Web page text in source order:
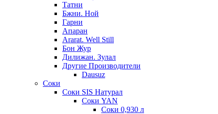
Татни
Бжни. Ной
Гарни
Апаран
Ararat. Well Still
Бон Жур
Дилижан. Зулал
Другие Производители
Dausuz
Соки
Соки SIS Натурал
Соки YAN
Соки 0,930 л